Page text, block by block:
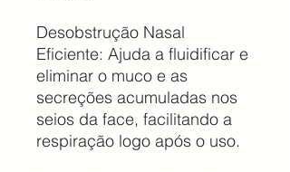
Desobstrução Nasal
Eficiente: Ajuda a fluidificar e
eliminar o muco e as
secreções acumuladas nos
seios da face, facilitando a
respiração logo após o uso.